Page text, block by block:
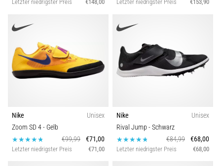
Letzter niedrigster Preis €148,00 Letzter niedrigster Preis €153,90
Nike
Unisex
Zoom SD 4- Gelb
€99,99
€71,00
Letzter niedrigster Preis €71,00
Nike
Unisex
Rival Jump - Schwarz
€84,99
€68,00
Letzter niedrigster Preis €68,00